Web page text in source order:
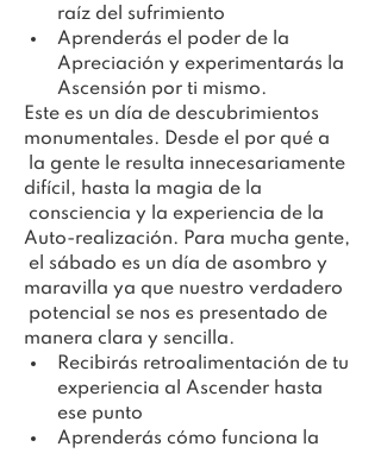
raíz del sufrimiento
Aprenderás el poder de la
Apreciación y experimentarás la
Ascensión por ti mismo.
Este es un día de descubrimientos
monumentales. Desde el por qué a
la gente le resulta innecesariamente
difícil, hasta la magia de la
consciencia y la experiencia de la
Auto-realización. Para mucha gente,
el sábado es un día de asombro y
maravilla ya que nuestro verdadero
potencial se nos es presentado de
manera clara y sencilla.
Recibirás retroalimentación de tu
experiencia al Ascender hasta
ese punto
Aprenderás cómo funciona la